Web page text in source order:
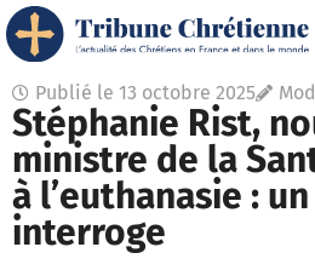
Publié le 13 octobre 2025
Stéphanie Rist,
ministre de la
à l’euthanasie :
interroge